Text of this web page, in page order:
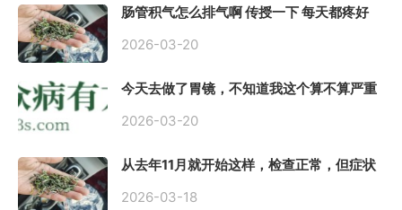
肠管积气怎么排气啊 传授一下 每天都疼好
2026-03-20
今天去做了胃镜，不知道我这个算不算严重
2026-03-20
从去年11月就开始这样，检查正常，但症状
是一直有食物发酵气体的难受感，打出来就
2026-03-18